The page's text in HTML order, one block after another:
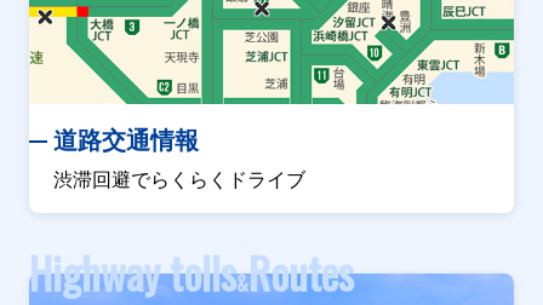
道路交通情報
渋滞回避でらくらくドライブ
Highway tolls&Routes